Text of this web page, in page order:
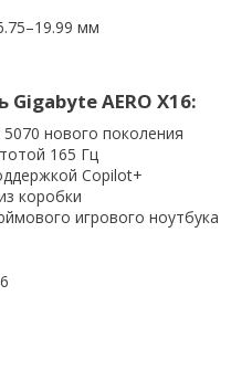
мм
AERO X16:
нового поколения
165 Гц
Copilot+
коробки
игрового ноутбука